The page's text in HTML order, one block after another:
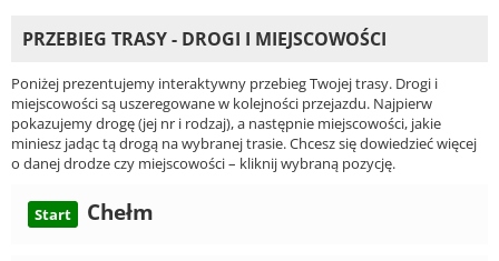
PRZEBIEG TRASY - DROGI I MIEJSCOWOŚCI
Poniżej prezentujemy interaktywny przebieg Twojej trasy. Drogi i
miejscowości są uszeregowane w kolejności przejazdu. Najpierw
pokazujemy drogę (jej nr i rodzaj), a następnie miejscowości, jakie
miniesz jadąc tą drogą na wybranej trasie. Chcesz się dowiedzieć więcej
o danej drodze czy miejscowości – kliknij wybraną pozycję.
Start Chełm